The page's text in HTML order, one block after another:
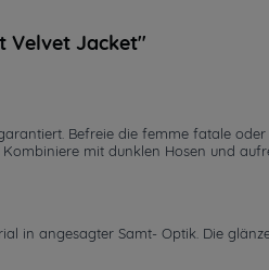
Velvet Jacket"
Befreie die femme fatale
mit dunklen Hosen und
in angesagter Samt- Optik. Die